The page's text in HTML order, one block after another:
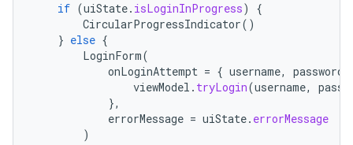
if (uiState. isLoginInProgress)
{
CircularProgressIndicator()
} else {
LoginForm(
onLoginAttempt = { username, password
viewModel . tryLogin(username,
},
errorMessage = uiState. errorMessage
)